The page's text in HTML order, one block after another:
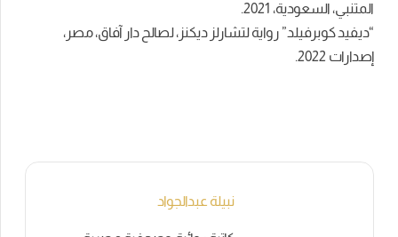
المتنبي، السعودية، 2021.
“ديفيد كوبرفيلد” رواية لتشارلز ديكنز، لصالح دار آفاق، مصر،
إصدارات 2022.
نبيلة عبدالجواد